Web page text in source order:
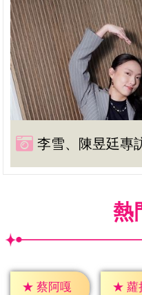
李雪、陳昱廷專
熱
★ 蔡阿嘎 ★ 蘿